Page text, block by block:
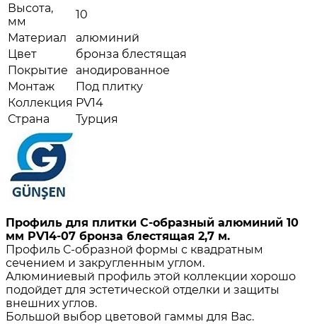
Высота,
мм
10
Материал
алюминий
Цвет
бронза блестящая
Покрытие
анодированное
Монтаж
Под плитку
Коллекция PV14
Страна
Турция
Профиль для плитки С-образный алюминий 10
мм PV14-07 бронза блестящая 2,7 м.
Профиль С-образной формы с квадратным
сечением и закругленным углом.
Алюминиевый профиль этой коллекции хорошо
подойдет для эстетической отделки и защиты
внешних углов.
Большой выбор цветовой гаммы для Вас.